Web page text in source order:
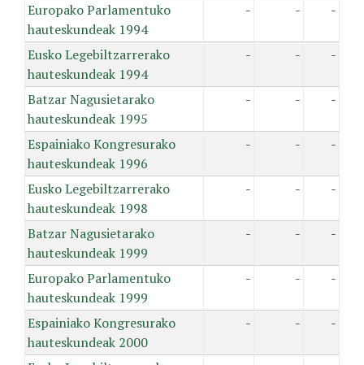
Europako Parlamentuko
hauteskundeak 1994
- - -
Eusko Legebiltzarrerako
hauteskundeak 1994
- - -
Batzar Nagusietarako
hauteskundeak 1995
- - -
Espainiako Kongresurako
hauteskundeak 1996
- - -
Eusko Legebiltzarrerako
hauteskundeak 1998
- - -
Batzar Nagusietarako
hauteskundeak 1999
- - -
Europako Parlamentuko
hauteskundeak 1999
- - -
Espainiako Kongresurako
hauteskundeak 2000
- - -